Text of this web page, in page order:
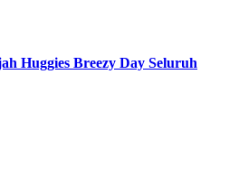
Huggies Breezy Day Seluruh